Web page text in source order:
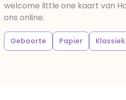
welcome little one kaart van
ons online.
Geboorte Papier Klassiek